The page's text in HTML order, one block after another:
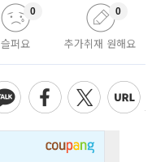
슬퍼요
0
추가취재 원해요
0